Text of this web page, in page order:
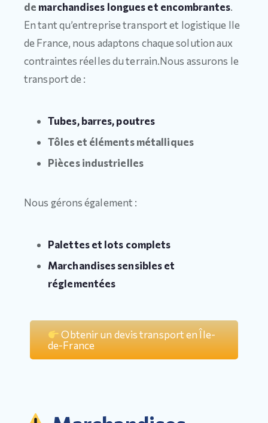
de marchandises longues et encombrantes.
En tant qu’entreprise transport et logistique Ile
de France, nous adaptons chaque solution aux
contraintes réelles du terrain.Nous assurons le
transport de :
Tubes, barres, poutres
Tôles et éléments métalliques
Pièces industrielles
Nous gérons également :
Palettes et lots complets
Marchandises sensibles et
réglementées
Obtenir un devis transport en Île-
de-France